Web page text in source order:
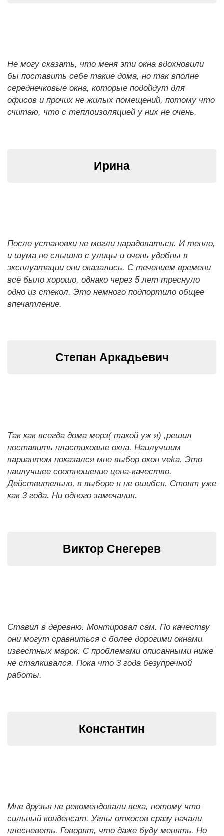
Не могу сказать, что меня эти окна вдохновили
бы поставить себе такие дома, но так вполне
середнечковые окна, которые подойдут для
офисов и прочих не жилых помещений, потому что
считаю, что с теплоизоляцией у них не очень.
Ирина
После установки не могли нарадоваться. И тепло,
и шума не слышно с улицы и очень удобны в
эксплуатации они оказались. С течением времени
всё было хорошо, однако через 5 лет треснуло
одно из стекол. Это немного подпортило общее
впечатление.
Степан Аркадьевич
Так как всегда дома мерз( такой уж я) ,решил
поставить пластиковые окна. Наилучшим
вариантом показался мне выбор окон veka. Это
наилучшее соотношение цена-качество.
Действительно, в выборе я не ошибся. Стоят уже
как 3 года. Ни одного замечания.
Виктор Снегерев
Ставил в деревню. Монтировал сам. По качеству
они могут сравниться с более дорогими окнами
известных марок. С проблемами описанными ниже
не сталкивался. Пока что 3 года безупречной
работы.
Константин
Мне друзья не рекомендовали века, потому что
сильный конденсат. Углы откосов сразу начали
плесневеть. Говорят, что даже буду менять. Но